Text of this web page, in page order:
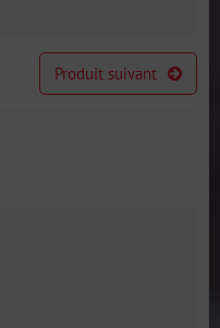
Produit suivant